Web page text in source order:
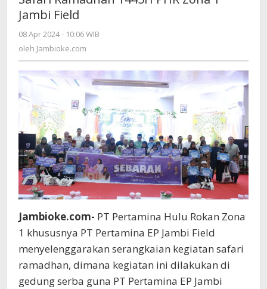
PHR
Jambi Field
08 Apr 2024 - 10:06 WIB
oleh Jambioke.com
Jambioke.com- PT Pertamina Hulu Rokan Zona
1 khususnya PT Pertamina EP Jambi Field
menyelenggarakan serangkaian kegiatan safari
ramadhan, dimana kegiatan ini dilakukan di
gedung serba guna PT Pertamina EP Jambi